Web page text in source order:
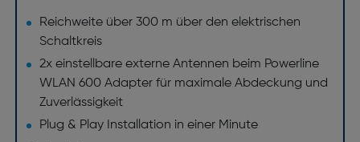
Reichweite über 300 m über den elektrischen
Schaltkreis
2x einstellbare externe Antennen beim Powerline
WLAN 600 Adapter für maximale Abdeckung und
Zuverlässigkeit
Plug & Play Installation in einer Minute